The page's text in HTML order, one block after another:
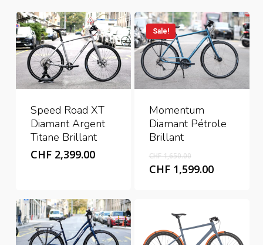
Speed Road XT
Diamant Argent
Titane Brillant
CHF2,399.00
Sale!
Momentum
Diamant Pétrole
Brillant
CHF1,650.00Original
price
CHF1,599.00Current